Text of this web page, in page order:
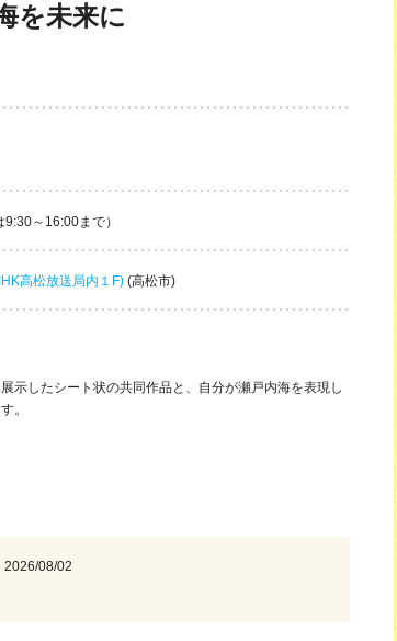
を未来に
～16:00まで）
高松放送局内１F) (高松市)
示したシート状の共同作品と、自分が瀬戸内海を表現し
。
2026/08/02